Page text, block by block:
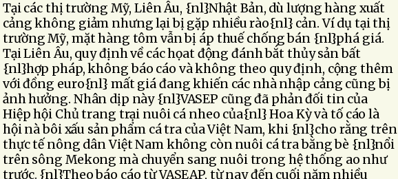
Tại các thị trường Mỹ, Liên Âu, {nl}Nhật Bản, dù lượng hàng xuất
cảng không giảm nhưng lại bị gặp nhiều rào{nl} cản. Ví dụ tại thị
trường Mỹ, mặt hàng tôm vẫn bị áp thuế chống bán {nl}phá giá.
Tại Liên Âu, quy định về các họat động đánh bắt thủy sản bất
{nl}hợp pháp, không báo cáo và không theo quy định, cộng thêm
với đồng euro{nl} mất giá đang khiến các nhà nhập cảng cũng bị
ảnh hưởng. Nhân dịp này {nl}VASEP cũng đã phản đối tin của
Hiệp hội Chủ trang trại nuôi cá nheo của{nl} Hoa Kỳ và tố cáo là
hội nà bôi xấu sản phẩm cá tra của Việt Nam, khi {nl}cho rằng trên
thực tế nông dân Việt Nam không còn nuôi cá tra bằng bè {nl}nổi
trên sông Mekong mà chuyển sang nuôi trong hệ thống ao như
trước. {nl}Theo báo cáo từ VASEAP, từ nay đến cuối năm nhiều